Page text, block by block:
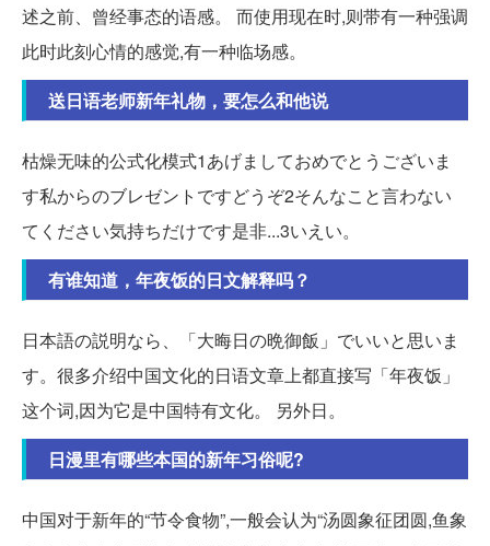
述之前、曾经事态的语感。 而使用现在时,则带有一种强调
此时此刻心情的感觉,有一种临场感。
送日语老师新年礼物，要怎么和他说
枯燥无味的公式化模式1あげましておめでとうございま
す私からのブレゼントですどうぞ2そんなこと言わない
てください気持ちだけです是非...3いえい。
有谁知道，年夜饭的日文解释吗？
日本語の説明なら、「大晦日の晩御飯」でいいと思いま
す。很多介绍中国文化的日语文章上都直接写「年夜饭」
这个词,因为它是中国特有文化。 另外日。
日漫里有哪些本国的新年习俗呢?
中国对于新年的“节令食物”,一般会认为“汤圆象征团圆,鱼象